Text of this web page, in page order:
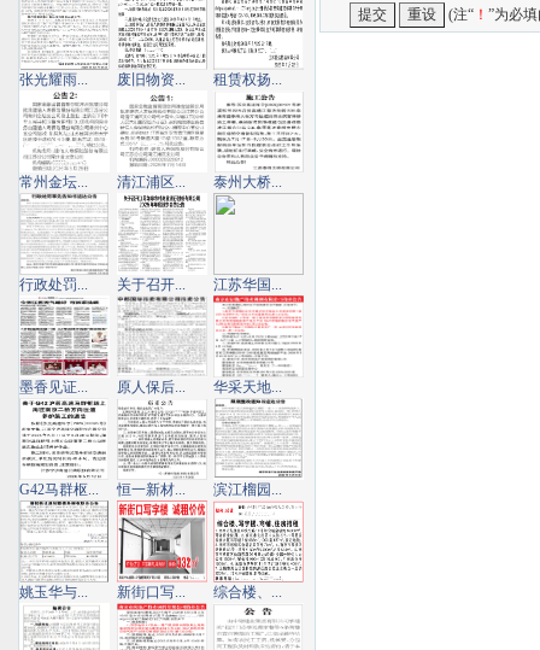
(注“ ！ ”为必
张光耀雨... 废旧物资... 租赁权扬...
常州金坛... 清江浦区... 泰州大桥...
行政处罚... 关于召开... 江苏华国...
墨香见证... 原人保后... 华采天地...
G42马群枢... 恒一新材... 滨江榴园...
姚玉华与... 新街口写... 综合楼、...